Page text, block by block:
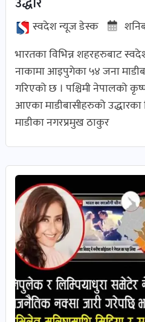
स्वदेश न्यूज डेस्क
भारतका विभिन्न शहरहरुबाट
नाकामा आइपुगेका ५४ जना
गरिएको छ । पश्चिमी नेपालको
आएका माडीबासीहरुको उद्धारका
माडीका नगरप्रमुख ठाकुर